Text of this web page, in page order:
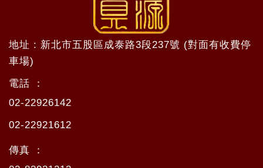
地址 : 新北市五股區成泰路3段237號 (對面有收費停
車場)
電話 ：
02-22926142
02-22921612
傳真 ：